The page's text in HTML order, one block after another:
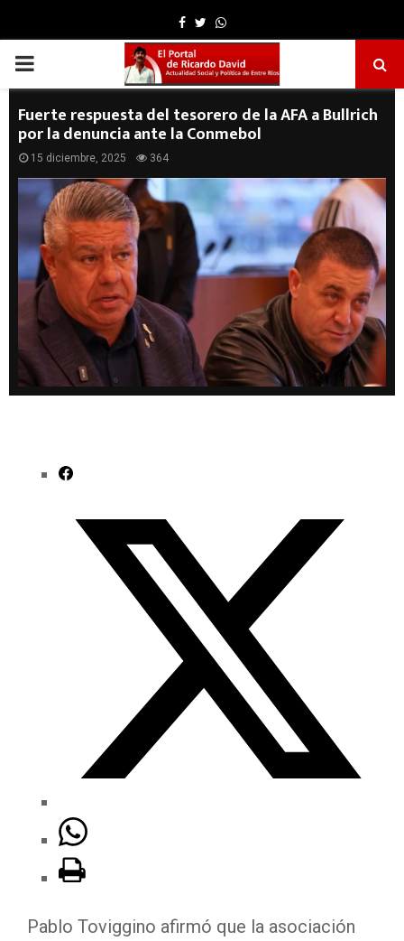
Facebook
TwitterWhatsapp
PRIMARY
MENU
Fuerte respuesta del tesorero de la AFA a Bullrich
por la denuncia ante la Conmebol
15 diciembre, 2025 364
Pablo Toviggino afirmó que la asociación